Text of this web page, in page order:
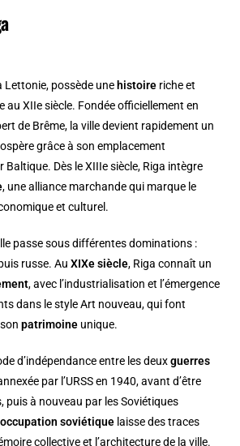
Lettonie, possède une histoire riche et
au XIIe siècle. Fondée officiellement en
de Brême, la ville devient rapidement un
grâce à son emplacement
Dès le XIIIe siècle, Riga intègre
, une alliance marchande qui marque le
et culturel.
passe sous différentes dominations :
russe. AuXIXe siècle, Riga connaît un
, avec l’industrialisation et l’émergence
dans le style Art nouveau, qui font
sonpatrimoine unique.
d’indépendance entre les deuxguerres
par l’URSS en 1940, avant d’être
puis à nouveau par les Soviétiques
occupation soviétique laisse des traces
collective et l’architecture de la ville.